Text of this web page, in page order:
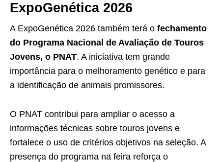
ExpoGenética 2026
A ExpoGenética 2026 também terá o fechamento
do Programa Nacional de Avaliação de Touros
Jovens, o PNAT. A iniciativa tem grande
importância para o melhoramento genético e para
a identificação de animais promissores.
O PNAT contribui para ampliar o acesso a
informações técnicas sobre touros jovens e
fortalece o uso de critérios objetivos na seleção. A
presença do programa na feira reforça o